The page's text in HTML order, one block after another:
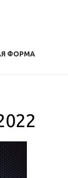
ФОРМА